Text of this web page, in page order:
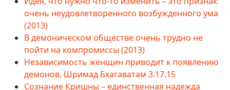
очень неудовлетворенного возбужденного ума
(2013)
В демоническом обществе очень трудно не
пойти на компромиссы (2013)
Независимость женщин приводит к появлению
демонов, Шримад Бхагаватам 3.17.15
Сознание Кришны – единственная надежда